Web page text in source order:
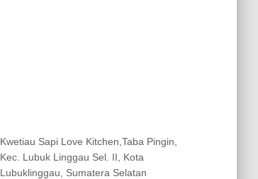
Kwetiau Sapi Love Kitchen,Taba Pingin,
Kec. Lubuk Linggau Sel. II, Kota
Lubuklinggau, Sumatera Selatan